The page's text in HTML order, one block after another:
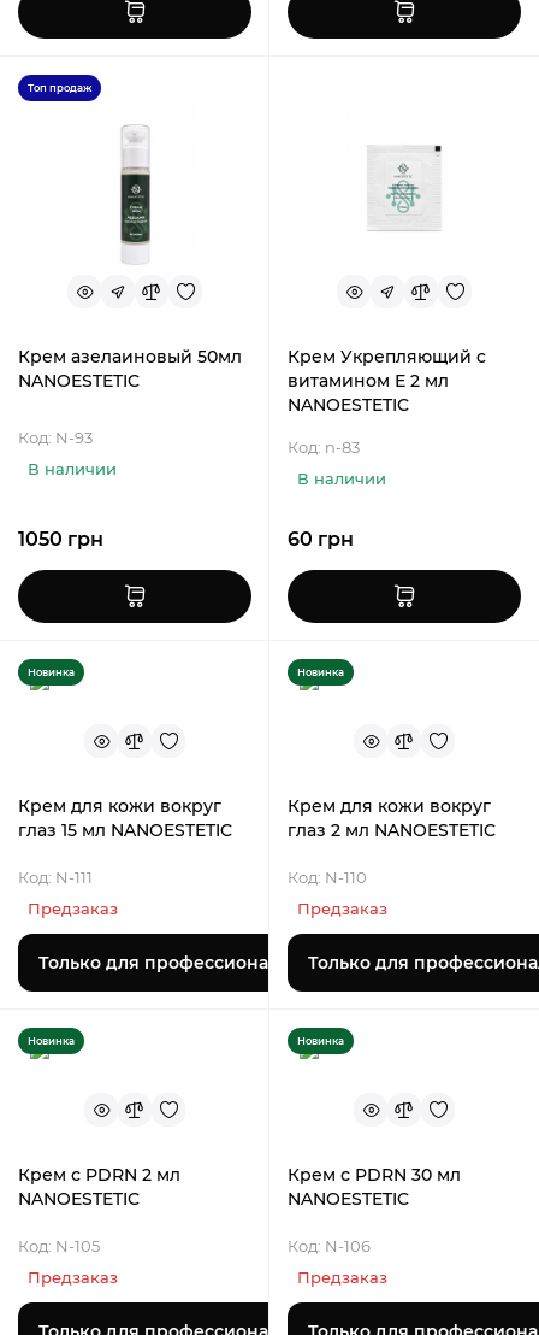
Топ продаж
Крем азелаиновый 50мл
NANOESTETIC
Код: N-93
В наличии
1050 грн
Крем Укрепляющий c
витамином Е 2 мл
NANOESTETIC
Код: n-83
В наличии
60 грн
Новинка
Крем для кожи вокруг
глаз 15 мл NANOESTETIC
Код: N-111
Предзаказ
Только для профессионалов
Новинка
Крем для кожи вокруг
глаз 2 мл NANOESTETIC
Код: N-110
Предзаказ
Только для
Новинка
Крем с PDRN 2 мл
NANOESTETIC
Код: N-105
Предзаказ
Новинка
Крем с PDRN 30 мл
NANOESTETIC
Код: N-106
Предзаказ